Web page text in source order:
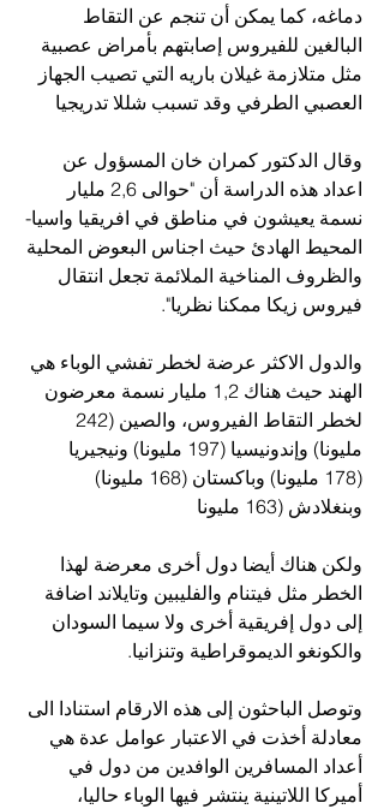
دماغه، كما يمكن أن تنجم عن التقاط
البالغين للفيروس إصابتهم بأمراض عصبية
مثل متلازمة غيلان باريه التي تصيب الجهاز
العصبي الطرفي وقد تسبب شللا تدريجيا
وقال الدكتور كمران خان المسؤول عن
اعداد هذه الدراسة أن "حوالى 2,6 مليار
نسمة يعيشون في مناطق في افريقيا واسيا-
المحيط الهادئ حيث اجناس البعوض المحلية
والظروف المناخية الملائمة تجعل انتقال
فيروس زيكا ممكنا نظريا".
والدول الاكثر عرضة لخطر تفشي الوباء هي
الهند حيث هناك 1,2 مليار نسمة معرضون
مليونا) وإندونيسيا (197 مليونا) ونيجيريا
(178 مليونا) وباكستان (168 مليونا)
وبنغلادش (163 مليونا
ولكن هناك أيضا دول أخرى معرضة لهذا
الخطر مثل فيتنام والفليبين وتايلاند اضافة
إلى دول إفريقية أخرى ولا سيما السودان
والكونغو الديموقراطية وتنزانيا.
وتوصل الباحثون إلى هذه الارقام استنادا الى
معادلة أخذت في الاعتبار عوامل عدة هي
أعداد المسافرين الوافدين من دول في
أميركا اللاتينية ينتشر فيها الوباء حاليا،